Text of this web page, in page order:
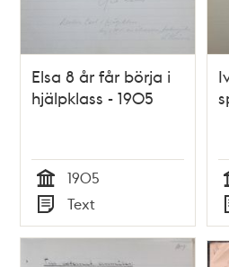
Elsa 8 år får börja i
hjälpklass - 1905
Tid
1905
Typ
Text